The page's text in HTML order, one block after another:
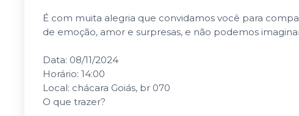
É com muita alegria que convidamos você para
de emoção, amor e surpresas, e não podemos
Data: 08/11/2024
Horário: 14:00
Local: chácara Goiás, br 070
O que trazer?